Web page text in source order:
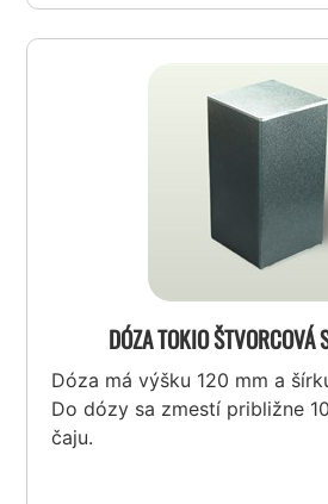
DÓZA TOKIO ŠTVORCOVÁ
Dóza má výšku 120 mm a
Do dózy sa zmestí približne
čaju.